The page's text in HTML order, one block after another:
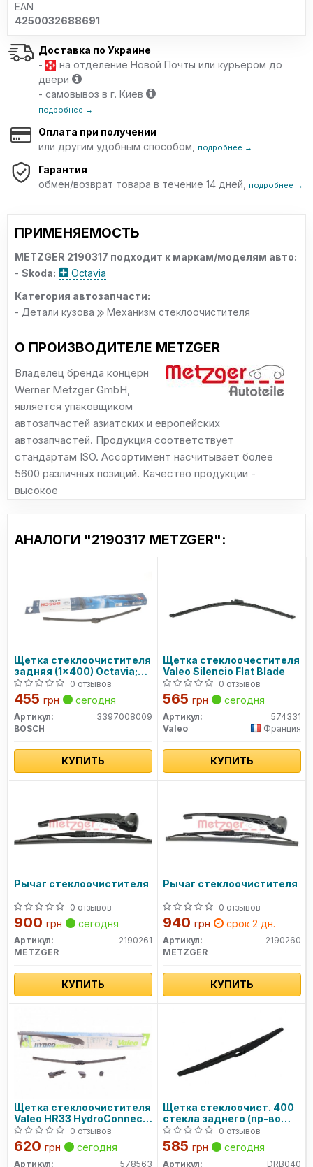
EAN
4250032688691
Доставка по Украине
-
на отделение Новой Почты или курьером до
двери
- самовывоз в г. Киев
подробнее →
Оплата при получении
или другим удобным способом,
подробнее →
Гарантия
обмен/возврат товара в течение 14 дней,
подробнее →
ПРИМЕНЯЕМОСТЬ
METZGER 2190317 подходит к маркам/моделям авто:
- Skoda:
Octavia
Категория автозапчасти:
- Детали кузова
Механизм стеклоочистителя
О ПРОИЗВОДИТЕЛЕ METZGER
Владелец бренда концерн
Werner Metzger GmbH,
является упаковщиком
автозапчастей азиатских и европейских
автозапчастей. Продукция соответствует
стандартам ISO. Ассортимент насчитывает более
5600 различных позиций. Качество продукции -
высокое
АНАЛОГИ "2190317 METZGER":
Щетка стеклоочистителя
задняя (1x400) Octavia;
Fabia; VW Tauran
3397008009 BOSCH
0 отзывов
455 грн сегодня
Артикул:
3397008009
BOSCH
КУПИТЬ
Щетка стеклоочестителя
Valeo Silencio Flat Blade
0 отзывов
565 грн сегодня
Артикул:
574331
Valeo
Франция
КУПИТЬ
Рычаг стеклоочистителя
0 отзывов
900 грн сегодня
Артикул:
2190261
METZGER
КУПИТЬ
Рычаг стеклоочистителя
0 отзывов
940 грн срок 2 дн.
Артикул:
2190260
METZGER
КУПИТЬ
Щетка стеклоочистителя
Valeo HR33 HydroConnect
Rear 34cm x 1шт. VALEO
0 отзывов
620 грн сегодня
Артикул: 578563
Щетка стеклоочист. 400
стекла заднего (пр-во
Denso)
0 отзывов
585 грн сегодня
Артикул: DRB040